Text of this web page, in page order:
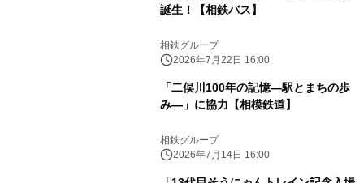
誕生！【相鉄バス】
相鉄グループ
2026年7月22日 16:00
「二俣川100年の記憶―駅とまちの歩
み―」に協力【相模鉄道】
相鉄グループ
2026年7月14日 16:00